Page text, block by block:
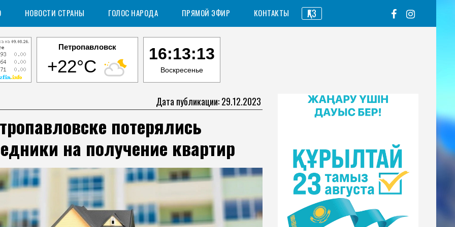
НОВОСТИ СТРАНЫ ГОЛОС НАРОДА ПРЯМОЙ ЭФИР КОНТАКТЫ ҚАЗ
Петропавловск
+22°C
16:13:14
Воскресенье
Дата публикации: 29.12.2023
потерялись
на получение квартир